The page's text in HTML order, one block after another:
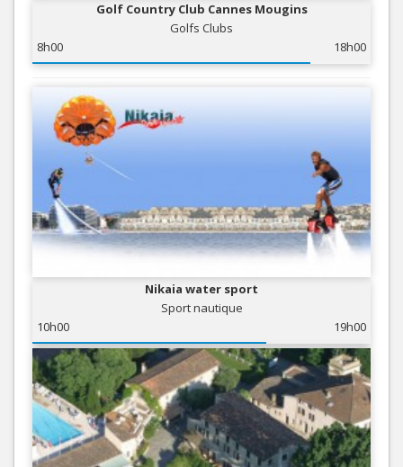
Golf Country Club Cannes Mougins
Golfs Clubs
8h00
18h00
Nikaia water sport
Sport nautique
10h00
19h00